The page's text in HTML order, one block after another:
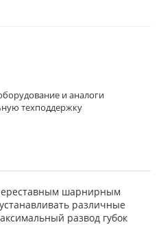
и аналоги
техподдержку
шарнирным
различные
развод губок